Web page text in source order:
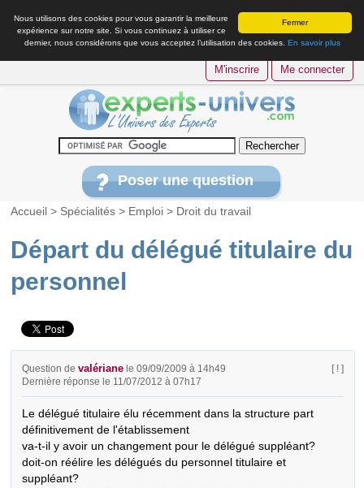
Fermer
Nous utilisons des cookies pour vous garantir la meilleure
expérience sur notre site. Si vous continuez à utiliser ce
dernier, nous considérons que vous acceptez l’utilisation des cookies. En savoir plus
M'inscrire Me connecter
Poser une question
Accueil > Spécialités > Emploi > Droit du travail
Départ du délégué titulaire du
personnel
Question devalériane le 09/09/2009 à 14h49
Dernière réponse le 11/07/2012 à 07h17
[ ! ]
Le délégué titulaire élu récemment dans la structure part
définitivement de l'établissement
va-t-il y avoir un changement pour le délégué suppléant?
doit-on réélire les délégués du personnel titulaire et
suppléant?